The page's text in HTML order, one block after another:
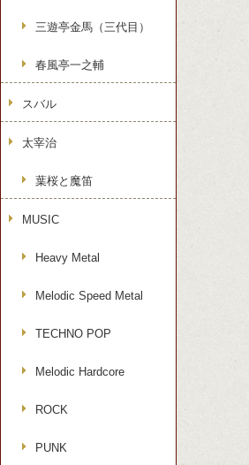
三遊亭金馬（三代目）
春風亭一之輔
スバル
太宰治
葉桜と魔笛
MUSIC
Heavy Metal
Melodic Speed Metal
TECHNO POP
Melodic Hardcore
ROCK
PUNK